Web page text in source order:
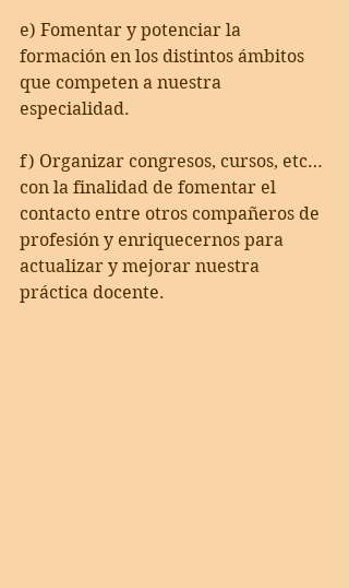
e) Fomentar y potenciar la
formación en los distintos ámbitos
que competen a nuestra
especialidad.
f) Organizar congresos, cursos, etc…
con la finalidad de fomentar el
contacto entre otros compañeros de
profesión y enriquecernos para
actualizar y mejorar nuestra
práctica docente.